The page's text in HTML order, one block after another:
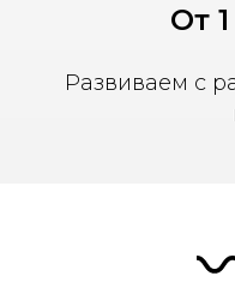
От
Развиваем с